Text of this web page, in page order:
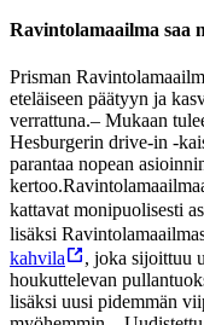
Ravintolamaailma saa
Prisman
eteläiseen päätyyn ja
verrattuna.– Mukaan
Hesburgerin drive-in -
parantaa nopean
kertoo.
kattavat monipuolisesti
lisäksi
kahvila
, joka sijoittuu
houkuttelevan
lisäksi uusi pidemmän